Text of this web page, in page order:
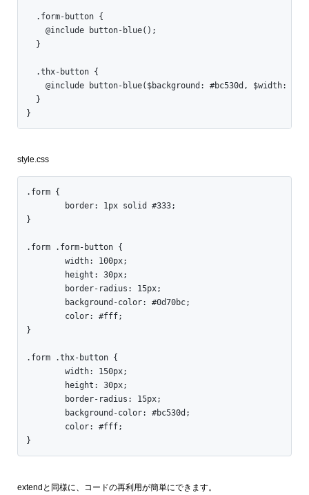
  .form-button {
    @include button-blue();
  }
  .thx-button {
@include button-blue($background: #bc530d, $width:
  }
}
style.css
.form {
}
.form .form-button {
}
.form .thx-button {
}
extendと同様に、コードの再利用が簡単にできます。